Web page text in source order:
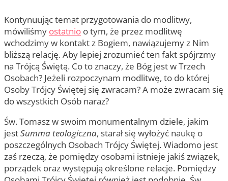
Kontynuując temat przygotowania do modlitwy,
mówiliśmy ostatnio o tym, że przez modlitwę
wchodzimy w kontakt z Bogiem, nawiązujemy z Nim
bliższą relację. Aby lepiej zrozumieć ten fakt spójrzmy
na Trójcą Świętą. Co to znaczy, że Bóg jest w Trzech
Osobach? Jeżeli rozpoczynam modlitwę, to do której
Osoby Trójcy Świętej się zwracam? A może zwracam się
do wszystkich Osób naraz?
Św. Tomasz w swoim monumentalnym dziele, jakim
jestSumma teologiczna, starał się wyłożyć naukę o
poszczególnych Osobach Trójcy Świętej. Wiadomo jest
zaś rzeczą, że pomiędzy osobami istnieje jakiś związek,
porządek oraz występują określone relacje. Pomiędzy